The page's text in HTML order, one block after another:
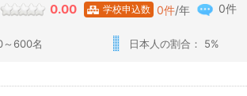
0.00 学校申込数 0件/年 0件
600名 日本人の割合： 5%